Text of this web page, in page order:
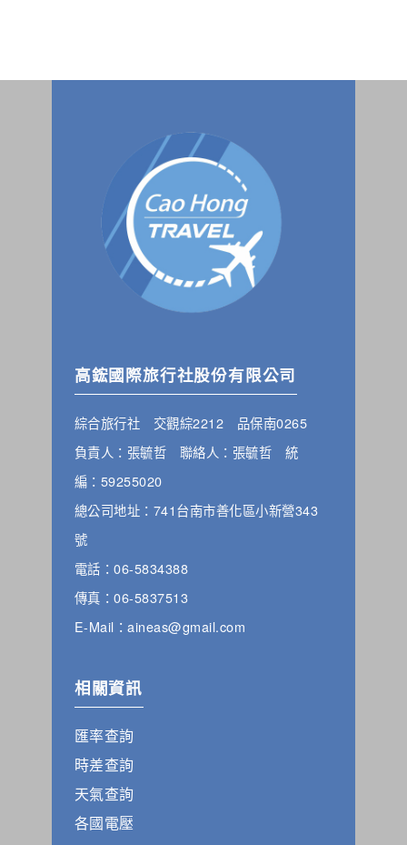
高鋐國際旅行社股份有限公司
綜合旅行社 交觀綜2212 品保南0265
負責人：張毓哲 聯絡人：張毓哲 統
編：59255020
總公司地址：741台南市善化區小新營343
號
電話：06-5834388
傳真：06-5837513
E-Mail：aineas@gmail.com
相關資訊
匯率查詢
時差查詢
天氣查詢
各國電壓